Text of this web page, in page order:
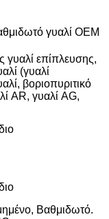
γυαλί OEM
γυαλί επίπλευσης,
(γυαλί
βοριοπυριτικό
AR, γυαλί AG,
Βαθμιδωτό.